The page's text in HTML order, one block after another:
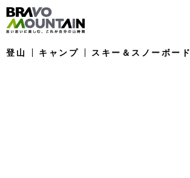
登山 キャンプ スキー＆スノーボード